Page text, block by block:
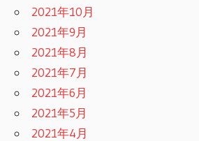
2021年10月
2021年9月
2021年8月
2021年7月
2021年6月
2021年5月
2021年4月